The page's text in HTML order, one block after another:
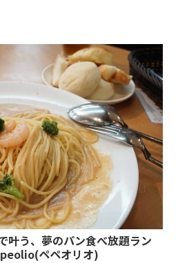
叶う、夢のパン食べ放題ラン
ペペオリオ)